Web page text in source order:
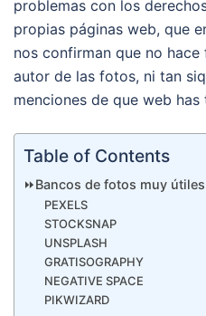
problemas con los
propias páginas web, que
nos confirman que no
autor de las fotos, ni tan
menciones de que web
Table of Contents
⏩Bancos de fotos muy útiles
PEXELS
STOCKSNAP
UNSPLASH
GRATISOGRAPHY
NEGATIVE SPACE
PIKWIZARD